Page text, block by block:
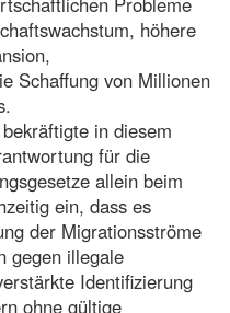
höhere
Schaffung von Millionen
in diesem
für die
allein beim
ein, dass es
der Migrationsströme
gegen illegale
Identifizierung
ohne gültige